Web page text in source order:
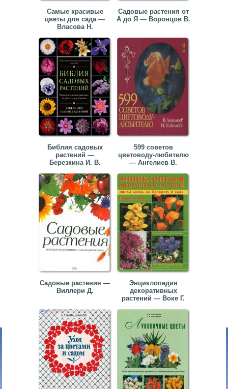
Самые красивые
цветы для сада —
Власова Н.
Садовые растения от
А до Я — Воронцов В.
Библия садовых
растений —
Березкина И. В.
599 советов
цветоводу-любителю
— Ангелиев В.
Садовые растения —
Виллери Д.
Энциклопедия
декоративных
растений — Воке Г.